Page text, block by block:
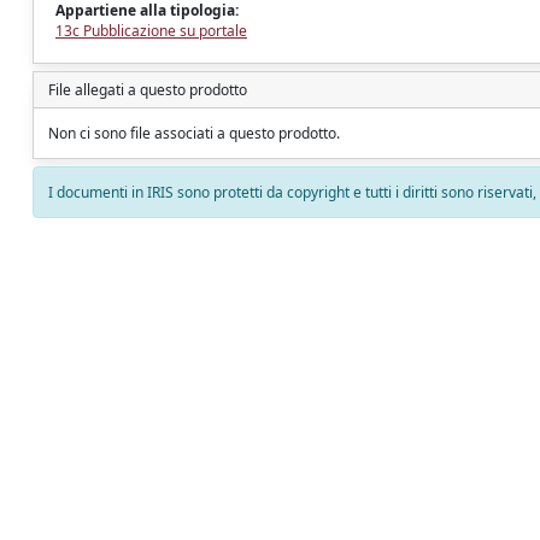
Appartiene alla tipologia:
13c Pubblicazione su portale
File allegati a questo prodotto
Non ci sono file associati a questo prodotto.
I documenti in IRIS sono protetti da copyright e tutti i diritti sono